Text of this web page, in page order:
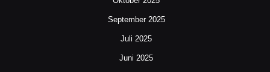
September 2025
Juli 2025
Juni 2025